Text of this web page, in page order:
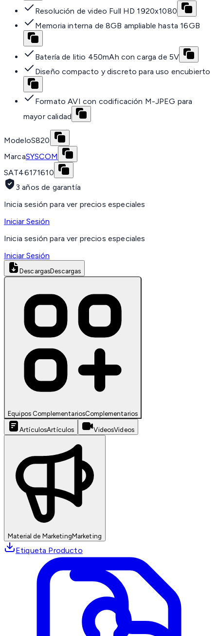
Resolución de video Full HD 1920x1080
Memoria interna de 8GB ampliable hasta 16GB
Batería de litio 450mAh con carga de 5V
Diseño compacto y discreto para uso encubierto
Formato AVI con codificación M-JPEG para
mayor calidad
ModeloS820
MarcaSYSCOM
SAT46171610
3 años de garantía
Inicia sesión para ver precios especiales
Iniciar Sesión
Inicia sesión para ver precios especiales
Iniciar Sesión
DescargasDescargas
Equipos ComplementariosComplementarios
ArtículosArtículos VideosVideos
Material de MarketingMarketing
Etiqueta Producto